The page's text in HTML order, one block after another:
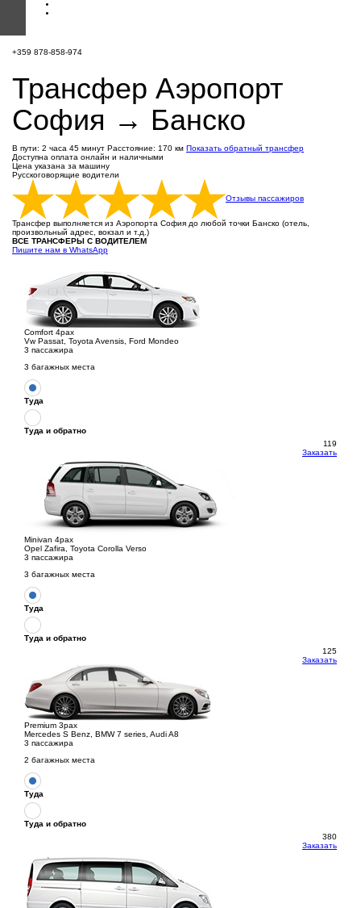
+359 878-858-974
Трансфер Аэропорт
София → Банско
В пути: 2 часа 45 минут Расстояние: 170 км Показать обратный трансфер
Доступна оплата онлайн и наличными
Цена указана за машину
Русскоговорящие водители
Отзывы пассажиров
Трансфер выполняется из Аэропорта София до любой точки Банско (отель,
произвольный адрес, вокзал и т.д.)
ВСЕ ТРАНСФЕРЫ С ВОДИТЕЛЕМ
Пишите нам в WhatsApp
Comfort 4pax
Vw Passat, Toyota Avensis, Ford Mondeo
3 пассажира
3 багажных места
Туда
Туда и обратно
119
Заказать
Minivan 4pax
Opel Zafira, Toyota Corolla Verso
3 пассажира
3 багажных места
Туда
Туда и обратно
125
Заказать
Premium 3pax
Mercedes S Benz, BMW 7 series, Audi A8
3 пассажира
2 багажных места
Туда
Туда и обратно
380
Заказать